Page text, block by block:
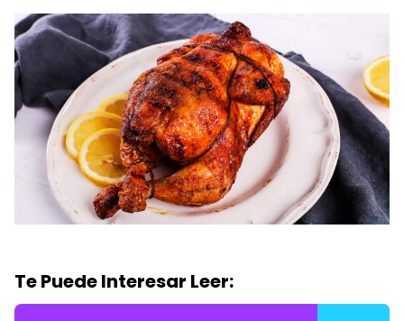
Te Puede Interesar Leer: